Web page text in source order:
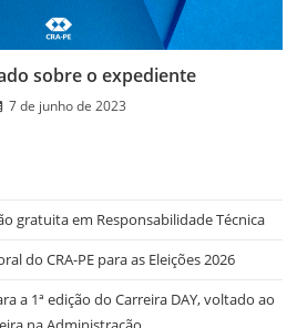
sobre o expediente
7 de junho de 2023
gratuita em Responsabilidade Técnica
do CRA-PE para as Eleições 2026
a 1ª edição do Carreira DAY, voltado ao